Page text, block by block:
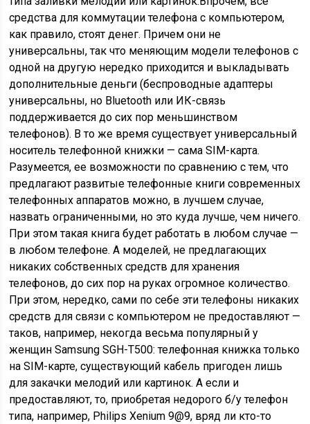
средства для коммутации телефона с компьютером,
как правило, стоят денег. Причем они не
универсальны, так что меняющим модели телефонов с
одной на другую нередко приходится и выкладывать
дополнительные деньги (беспроводные адаптеры
универсальны, но Bluetooth или ИК-связь
поддерживается до сих пор меньшинством
телефонов). В то же время существует универсальный
носитель телефонной книжки — сама SIM-карта.
Разумеется, ее возможности по сравнению с тем, что
предлагают развитые телефонные книги современных
телефонных аппаратов можно, в лучшем случае,
назвать ограниченными, но это куда лучше, чем ничего.
При этом такая книга будет работать в любом случае —
в любом телефоне. А моделей, не предлагающих
никаких собственных средств для хранения
телефонов, до сих пор на руках огромное количество.
При этом, нередко, сами по себе эти телефоны никаких
средств для связи с компьютером не предоставляют —
таков, например, некогда весьма популярный у
женщин Samsung SGH-T500: телефонная книжка только
на SIM-карте, существующий кабель пригоден лишь
для закачки мелодий или картинок. А если и
предоставляют, то, приобретая недорого б/у телефон
типа, например, Philips Xenium 9@9, вряд ли кто-то